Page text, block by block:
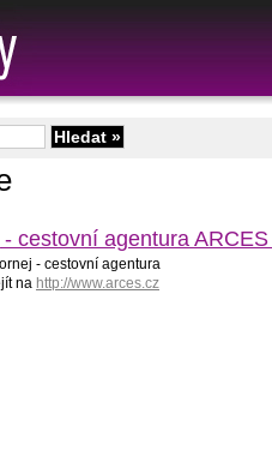
cestovní agentura
- cestovní agentura
na http://www.arces.cz